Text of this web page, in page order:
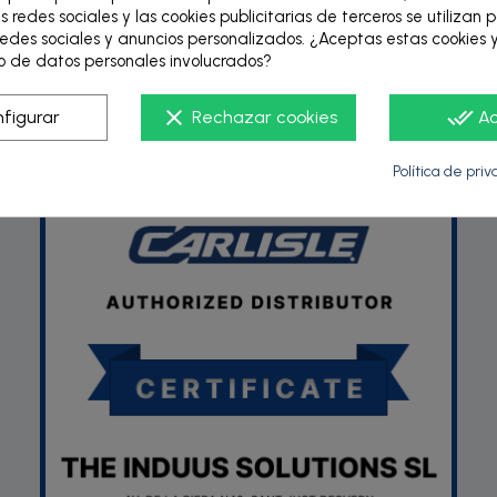
redes sociales y las cookies publicitarias de terceros se utilizan
sociales y anuncios personalizados. ¿Aceptas estas cookies
de datos personales involucrados?
done_all
clear Rechazar cookies
Política de